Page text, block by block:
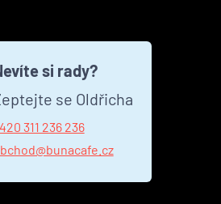
si rady?
se Oldřicha
311 236 236